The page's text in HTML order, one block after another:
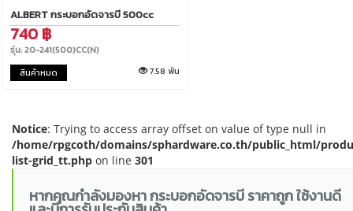
ALBERT กระบอกอัดจารบี 500cc
740 ฿
รุ่น: 20-241(500)CC(N)
สินค้าหมด
7.58 พัน
Notice: Trying to access array offset on value of type null in
/home/rpgcoth/domains/sphardware.co.th/public_html/
list-grid_tt.php on line 301
หากคุณกำลังมองหา กระบอกอัดจารบี ราคาถูก ใช้งานดี